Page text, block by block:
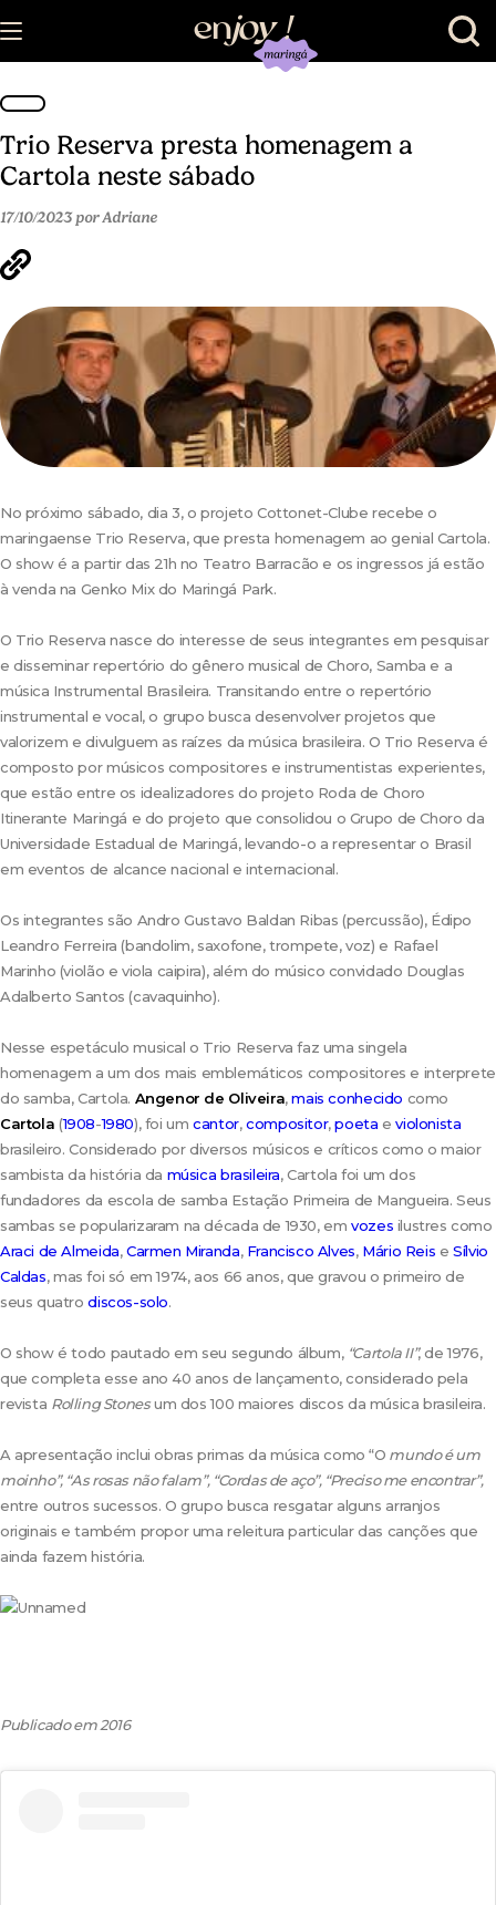
enjoy !
Trio Reserva presta homenagem a
Cartola neste sábado
17/10/2023 por Adriane
No próximo sábado, dia 3, o projeto Cottonet-Clube recebe o
maringaense Trio Reserva, que presta homenagem ao genial Cartola.
O show é a partir das 21h no Teatro Barracão e os ingressos já estão
à venda na Genko Mix do Maringá Park.
O Trio Reserva nasce do interesse de seus integrantes em pesquisar
e disseminar repertório do gênero musical de Choro, Samba e a
música Instrumental Brasileira. Transitando entre o repertório
instrumental e vocal, o grupo busca desenvolver projetos que
valorizem e divulguem as raízes da música brasileira. O Trio Reserva é
composto por músicos compositores e instrumentistas experientes,
que estão entre os idealizadores do projeto Roda de Choro
Itinerante Maringá e do projeto que consolidou o Grupo de Choro da
Universidade Estadual de Maringá, levando-o a representar o Brasil
em eventos de alcance nacional e internacional.
Os integrantes são Andro Gustavo Baldan Ribas (percussão), Édipo
Leandro Ferreira (bandolim, saxofone, trompete, voz) e Rafael
Marinho (violão e viola caipira), além do músico convidado Douglas
Adalberto Santos (cavaquinho).
Nesse espetáculo musical o Trio Reserva faz uma singela
homenagem a um dos mais emblemáticos compositores e interprete
do samba, Cartola. Angenor de Oliveira,mais conhecido como
Cartola (1908-1980), foi umcantor,compositor,poeta eviolonista
brasileiro. Considerado por diversos músicos e críticos como o maior
sambista da história da música brasileira, Cartola foi um dos
fundadores da escola de samba Estação Primeira de Mangueira. Seus
sambas se popularizaram na década de 1930, emvozes ilustres como
Araci de Almeida,Carmen Miranda, Francisco Alves, Mário Reis eSílvio
Caldas, mas foi só em 1974, aos 66 anos, que gravou o primeiro de
seus quatrodiscos-solo.
O show é todo pautado em seu segundo álbum, “Cartola II”, de 1976,
que completa esse ano 40 anos de lançamento, considerado pela
revista Rolling Stonesum dos 100 maiores discos da música brasileira.
A apresentação inclui obras primas da música como “O mundo é um
moinho”, “As rosas não falam”, “Cordas de aço”, “Preciso me encontrar”,
entre outros sucessos. O grupo busca resgatar alguns arranjos
originais e também propor uma releitura particular das canções que
ainda fazem história.
Publicado em 2016